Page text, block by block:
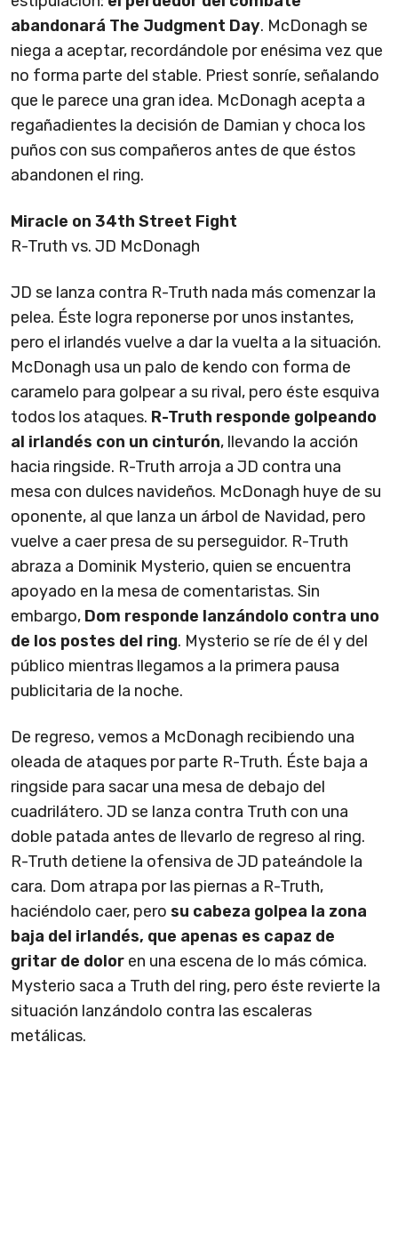
abandonará The Judgment Day. McDonagh se
niega a aceptar, recordándole por enésima vez que
no forma parte del stable. Priest sonríe, señalando
que le parece una gran idea. McDonagh acepta a
regañadientes la decisión de Damian y choca los
puños con sus compañeros antes de que éstos
abandonen el ring.
Miracle on 34th Street Fight
R-Truth vs. JD McDonagh
JD se lanza contra R-Truth nada más comenzar la
pelea. Éste logra reponerse por unos instantes,
pero el irlandés vuelve a dar la vuelta a la situación.
McDonagh usa un palo de kendo con forma de
caramelo para golpear a su rival, pero éste esquiva
todos los ataques. R-Truth responde golpeando
al irlandés con un cinturón, llevando la acción
hacia ringside. R-Truth arroja a JD contra una
mesa con dulces navideños. McDonagh huye de su
oponente, al que lanza un árbol de Navidad, pero
vuelve a caer presa de su perseguidor. R-Truth
abraza a Dominik Mysterio, quien se encuentra
apoyado en la mesa de comentaristas. Sin
embargo, Dom responde lanzándolo contra uno
de los postes del ring. Mysterio se ríe de él y del
público mientras llegamos a la primera pausa
publicitaria de la noche.
De regreso, vemos a McDonagh recibiendo una
oleada de ataques por parte R-Truth. Éste baja a
ringside para sacar una mesa de debajo del
cuadrilátero. JD se lanza contra Truth con una
doble patada antes de llevarlo de regreso al ring.
R-Truth detiene la ofensiva de JD pateándole la
cara. Dom atrapa por las piernas a R-Truth,
haciéndolo caer, pero su cabeza golpea la zona
baja del irlandés, que apenas es capaz de
gritar de dolor en una escena de lo más cómica.
Mysterio saca a Truth del ring, pero éste revierte la
situación lanzándolo contra las escaleras
metálicas.